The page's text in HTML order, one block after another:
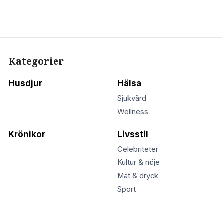
Kategorier
Husdjur Hälsa
Sjukvård
Wellness
Krönikor Livsstil
Celebriteter
Kultur & nöje
Mat & dryck
Sport